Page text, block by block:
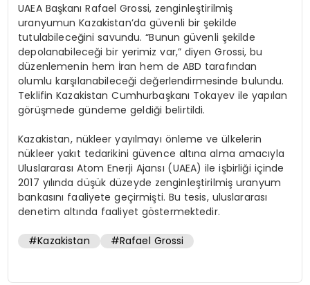
UAEA Başkanı Rafael Grossi, zenginleştirilmiş
uranyumun Kazakistan’da güvenli bir şekilde
tutulabileceğini savundu. “Bunun güvenli şekilde
depolanabileceği bir yerimiz var,” diyen Grossi, bu
düzenlemenin hem İran hem de ABD tarafından
olumlu karşılanabileceği değerlendirmesinde bulundu.
Teklifin Kazakistan Cumhurbaşkanı Tokayev ile yapılan
görüşmede gündeme geldiği belirtildi.
Kazakistan, nükleer yayılmayı önleme ve ülkelerin
nükleer yakıt tedarikini güvence altına alma amacıyla
Uluslararası Atom Enerji Ajansı (UAEA) ile işbirliği içinde
2017 yılında düşük düzeyde zenginleştirilmiş uranyum
bankasını faaliyete geçirmişti. Bu tesis, uluslararası
denetim altında faaliyet göstermektedir.
#Kazakistan #Rafael Grossi